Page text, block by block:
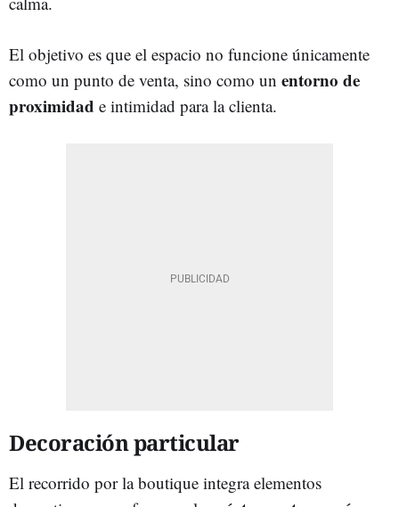
El objetivo es que el espacio no funcione únicamente
como un punto de venta, sino como un entorno de
proximidad e intimidad para la clienta.
Decoración particular
El recorrido por la boutique integra elementos